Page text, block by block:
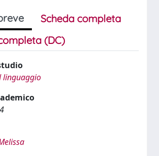
Scheda completa
(DC)
linguaggio